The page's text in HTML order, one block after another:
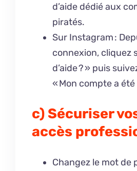
d’aide dédié aux
piratés.
Sur Instagram :
connexion, cliquez
d’aide ? » puis
« Mon compte a
c) Sécuriser
accès
Changez le mot de